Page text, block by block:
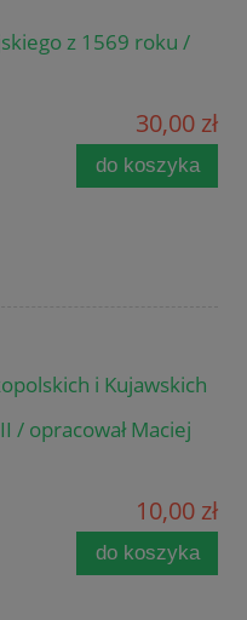
z 1569 roku /
30,00 zł
do koszyka
i Kujawskich
/ opracował Maciej
10,00 zł
do koszyka